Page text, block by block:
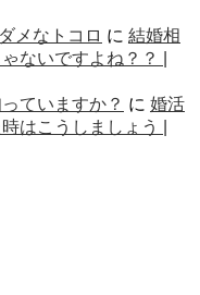
メなトコロ に 結婚相
ないですよね？？ |
ていますか？ に 婚活
はこうしましょう |